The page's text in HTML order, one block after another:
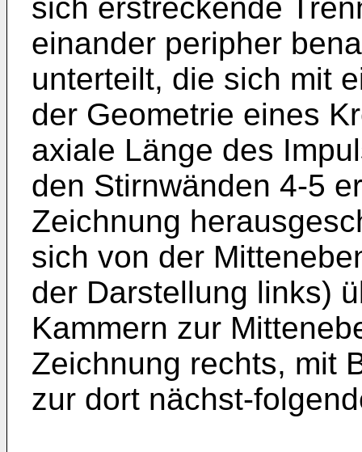
sich erstreckende
einander peripher
unterteilt, die sich mit
der Geometrie eines
axiale Länge des
den Stirnwänden 4-5
Zeichnung
sich von der
der Darstellung links)
Kammern zur
Zeichnung rechts, mit
zur dort nächst-